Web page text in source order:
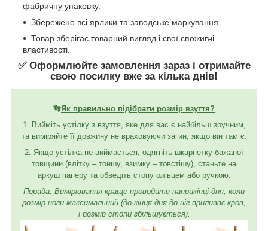
фабричну упаковку.
Збережено всі ярлики та заводське маркування.
Товар зберігає товарний вигляд і свої споживчі
властивості.
✅ Оформлюйте замовлення зараз і отримайте
свою посилку вже за кілька днів!
👣Як правильно підібрати розмір взуття?
1. Вийміть устілку з взуття, яке для вас є найбільш зручним,
та виміряйте її довжину не враховуючи загин, якщо він там є.
2. Якщо устілка не виймається, одягніть шкарпетку бажаної
товщини (влітку – тоншу, взимку – товстішу), станьте на
аркуш паперу та обведіть стопу олівцем або ручкою.
Порада: Вимірювання краще проводити наприкінці дня, коли
розмір ноги максимальний (до кінця дня до ніг приливає кров,
і розмір стопи збільшується).